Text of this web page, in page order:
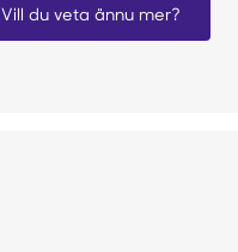
Vill du veta ännu mer?